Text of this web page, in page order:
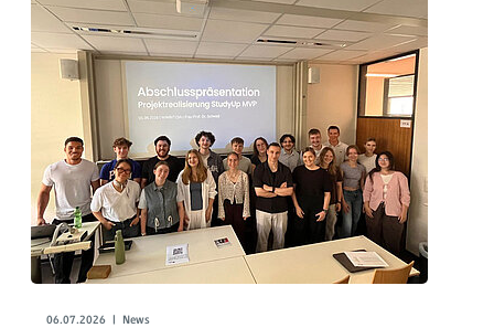
06.07.2026 | News